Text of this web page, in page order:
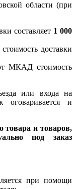
области (при
составляет 1 000
доставки
МКАД стоимость
или входа на
оговаривается и
товара и товаров,
под заказ
при помощи